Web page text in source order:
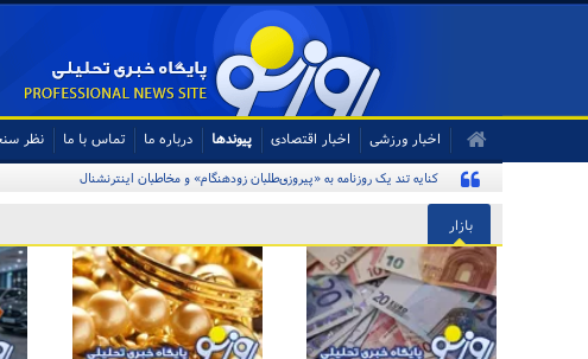
اخبار ورزشی اخبار اقتصادی پیوندها درباره ما تماس با ما نظر
کنایه تند یک روزنامه به «پیروزی‌طلبان زودهنگام» و مخاطبان اینترنشنال
بازار